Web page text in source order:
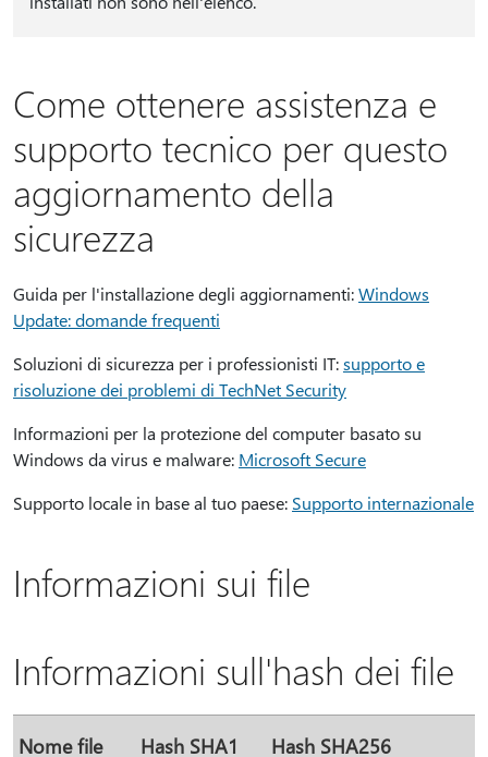
Come ottenere assistenza e
supporto tecnico per questo
aggiornamento della
sicurezza
Guida per l'installazione degli aggiornamenti:Windows
Update: domande frequenti
Soluzioni di sicurezza per i professionisti IT:supporto e
risoluzione dei problemi di TechNet Security
Informazioni per la protezione del computer basato su
Windows da virus e malware: Microsoft Secure
Supporto locale in base al tuo paese: Supporto internazionale
Informazioni sui file
Informazioni sull'hash dei file
Nome file Hash SHA1 Hash SHA256